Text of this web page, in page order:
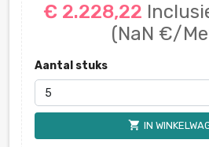
€ 2.228,22
(NaN €/
Aantal stuks
shopping_cart IN